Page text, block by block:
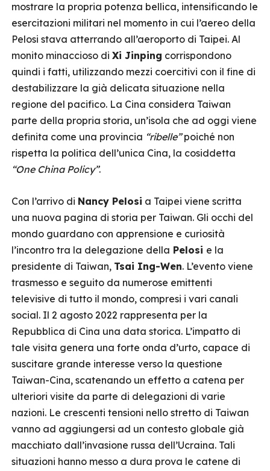
mostrare la propria potenza bellica, intensificando le
esercitazioni militari nel momento in cui l’aereo della
Pelosi stava atterrando all’aeroporto di Taipei. Al
monito minaccioso di Xi Jinping corrispondono
quindi i fatti, utilizzando mezzi coercitivi con il fine di
destabilizzare la già delicata situazione nella
regione del pacifico. La Cina considera Taiwan
parte della propria storia, un’isola che ad oggi viene
definita come una provincia “ribelle”poiché non
rispetta la politica dell’unica Cina, la cosiddetta
“One China Policy”.
Con l’arrivo di Nancy Pelosi a Taipei viene scritta
una nuova pagina di storia per Taiwan. Gli occhi del
mondo guardano con apprensione e curiosità
l’incontro tra la delegazione della Pelosi e la
presidente di Taiwan, Tsai Ing-Wen. L’evento viene
trasmesso e seguito da numerose emittenti
televisive di tutto il mondo, compresi i vari canali
social. Il 2 agosto 2022 rappresenta per la
Repubblica di Cina una data storica. L’impatto di
tale visita genera una forte onda d’urto, capace di
suscitare grande interesse verso la questione
Taiwan-Cina, scatenando un effetto a catena per
ulteriori visite da parte di delegazioni di varie
nazioni. Le crescenti tensioni nello stretto di Taiwan
vanno ad aggiungersi ad un contesto globale già
macchiato dall’invasione russa dell’Ucraina. Tali
situazioni hanno messo a dura prova le catene di